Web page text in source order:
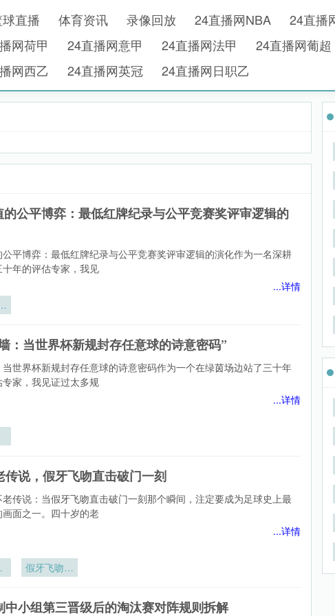
直播 体育资讯 录像回放 24直播网NBA 24直播
网荷甲 24直播网意甲 24直播网法甲 24直播网葡超
网西乙 24直播网英冠 24直播网日职乙
的公平博弈：最低红牌纪录与公平竞赛奖评审逻辑的
平博弈：最低红牌纪录与公平竞赛奖评审逻辑的演化作为一名深耕
年的评估专家，我见
...详情
：当世界杯新规封存任意球的诗意密码”
世界杯新规封存任意球的诗意密码作为一个在绿茵场边站了三十年
家，我见证过太多规
...详情
传说，假牙飞吻直击破门一刻
传说：当假牙飞吻直击破门一刻那个瞬间，注定要成为足球史上最
面之一。四十岁的老
...详情
假牙飞吻直
中小组第三晋级后的淘汰赛对阵规则拆解